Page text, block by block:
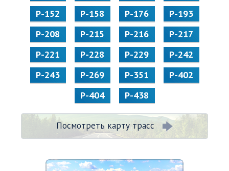
Р-152
Р-158 Р-176
Р-193
Р-208
Р-215 Р-216
Р-217
Р-221
Р-228 Р-229
Р-242
Р-243
Р-269 Р-351
Р-402
Р-404
Р-438
Посмотреть карту трасс